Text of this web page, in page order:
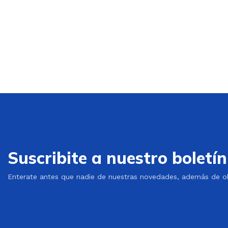
Suscribite a nuestro
Enterate antes que nadie de nuestras novedades, además de